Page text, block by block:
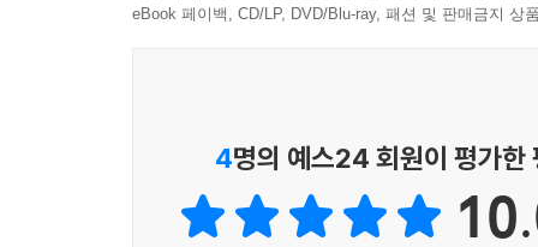
eBook 페이백, CD/LP, DVD/Blu-ray, 패션 및 판매금지 상
4명의 예스24 회원이 평가한